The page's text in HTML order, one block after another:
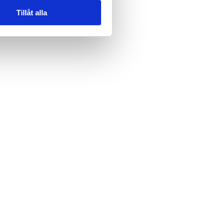
Tillåt alla